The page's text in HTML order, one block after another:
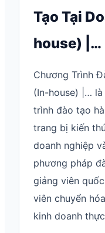
Tạo Tại
house) |…
Chương Trình
(In-house) |…
trình đào tạo
trang bị kiến
doanh nghiệp
phương pháp
giảng viên
viên chuyển
kinh doanh